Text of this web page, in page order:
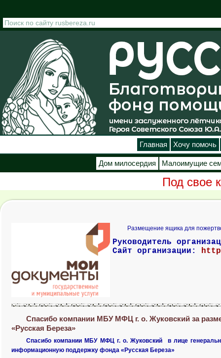
Главная Хочу помочь
Дом милосердия Малоимущие
Под свое
Размещение ящика для
Руководитель
Сайт организации:
Спасибо компании МБУ МФЦ г. о. Жуковский за
«Русская Береза»
Спасибо компании МБУ МФЦ г. о. Жуковский в лице
информационную поддержку фонда «Русская Береза»